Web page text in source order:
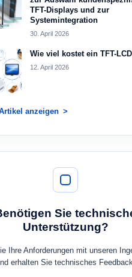
TFT-Displays und zur
Systemintegration
30. April 2026
Wie viel kostet ein TFT-
12. April 2026
anzeigen
Sie
Unterstützung?
Ihre Anforderungen mit unseren
erhalten Sie technisches